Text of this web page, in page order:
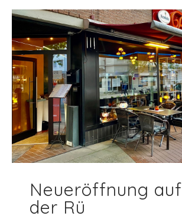
Neueröffnung auf
der Rü